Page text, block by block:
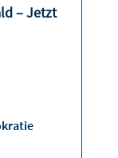
– Jetzt